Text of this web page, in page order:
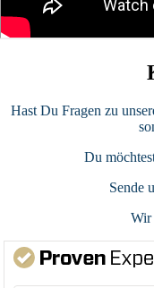
Hast Du Fragen zu
Du
Sende
Wir